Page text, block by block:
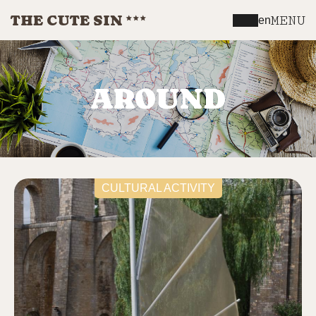
THE CUTE SIN enMENU
AROUND
CULTURAL ACTIVITY